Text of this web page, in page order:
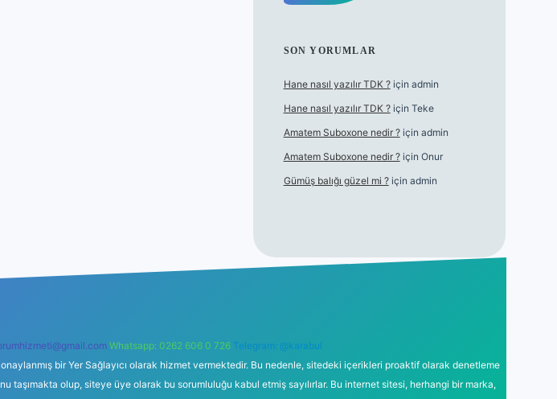
SON YORUMLAR
Hane nasıl yazılır TDK ?için admin
Hane nasıl yazılır TDK ?için Teke
Amatem Suboxone nedir ?için admin
Amatem Suboxone nedir ?için Onur
Gümüş balığı güzel mi ?için admin
Whatsapp: 0262 606 0 726 Telegram: @karabul
bir Yer Sağlayıcı olarak hizmet vermektedir. Bu nedenle, sitedeki içerikleri proaktif olarak denetleme
olup, siteye üye olarak bu sorumluluğu kabul etmiş sayılırlar. Bu internet sitesi, herhangi bir marka,